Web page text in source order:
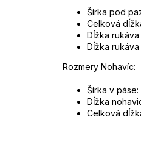
Šírka pod
Celková
Dĺžka
Dĺžka
Rozmery Nohavíc:
Šírka v páse:
Dĺžka
Celková